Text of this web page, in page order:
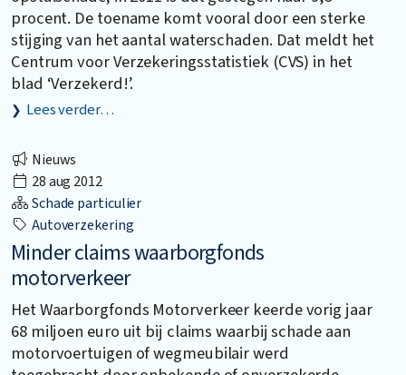
procent. De toename komt vooral door een sterke
stijging van het aantal waterschaden. Dat meldt het
Centrum voor Verzekeringsstatistiek (CVS) in het
blad ‘Verzekerd!’.
Lees verder…
Nieuws
28 aug 2012
Schade particulier
Autoverzekering
Minder claims waarborgfonds
motorverkeer
Het Waarborgfonds Motorverkeer keerde vorig jaar
68 miljoen euro uit bij claims waarbij schade aan
motorvoertuigen of wegmeubilair werd